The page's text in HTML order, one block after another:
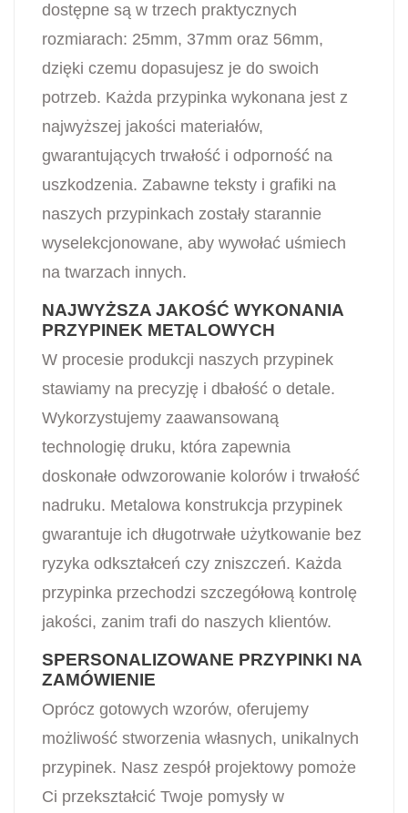
dostępne są w trzech praktycznych
rozmiarach: 25mm, 37mm oraz 56mm,
dzięki czemu dopasujesz je do swoich
potrzeb. Każda przypinka wykonana jest z
najwyższej jakości materiałów,
gwarantujących trwałość i odporność na
uszkodzenia. Zabawne teksty i grafiki na
naszych przypinkach zostały starannie
wyselekcjonowane, aby wywołać uśmiech
na twarzach innych.
NAJWYŻSZA JAKOŚĆ WYKONANIA
PRZYPINEK METALOWYCH
W procesie produkcji naszych przypinek
stawiamy na precyzję i dbałość o detale.
Wykorzystujemy zaawansowaną
technologię druku, która zapewnia
doskonałe odwzorowanie kolorów i trwałość
nadruku. Metalowa konstrukcja przypinek
gwarantuje ich długotrwałe użytkowanie bez
ryzyka odkształceń czy zniszczeń. Każda
przypinka przechodzi szczegółową kontrolę
jakości, zanim trafi do naszych klientów.
SPERSONALIZOWANE PRZYPINKI NA
ZAMÓWIENIE
Oprócz gotowych wzorów, oferujemy
możliwość stworzenia własnych, unikalnych
przypinek. Nasz zespół projektowy pomoże
Ci przekształcić Twoje pomysły w